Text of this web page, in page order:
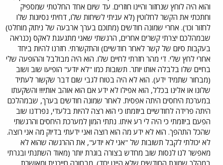
והוא היה לוחץ שנחזור והיינו חוזרים. עד שיום אחד החלטתי שמספיק
וחתכתי את הקשר לחלוטין (לא עניתי לשיחות שלו, דחיתי נסיונות שלו
לחזור וכו'). אחרי שמונה חודשים (מתוכם בערך ארבעה של ניתוק מוחלט)
שבמהלכם יצרתי קשרים אחרים, הרגשתי שאני מתגעגת לאקס (כנראה
בעקבות סיום של קשר לאחר חודשיים) והתקשרתי. חזרנו להיות ביחד
אחרי לחץ שלי. די מהר חזרתי לחיים שלו. הוא היה מבולבל וההופעה שלי
בחיים שלו בלבלה אותו יותר. תשובות כמו "לא יודע" הופיעו שוב ושוב
(מבחור שתמיד ידע). הוא לא היה בטוח לגבי שום דבר שקשור לעתיד
שלונו או אלינו בכלל, הוא אפילו לא ידע אם הוא אוהב אותי!!! והשקעתו
במערכת היחסים היתה אפסית. לאחר שמונה חודשים בערך, שבמהלכם
היתה פרידה לחודשיים ביוזמתו כי הוא רצה להיות בלעדי, נפרדנו שוב
הפעם ביוזמתי כי היה לי רע איתו. נתתי המון למערכת היחסים והרגשתי
שהכל התהפך. הוא לא ידע מה הוא רוצה ואני ידעתי בדיוק מה אני רוצה.
לא יכולתי לקבל תשובות של "אני לא יודע", את ההרגשה שהוא לא
מאפשר לנו לנסות שוב מחדש בצורה בוגרת יותר (מאוד השתנתי ובגרתי
במהלך שמונת החודשים שלא היינו יחד). מבחורה חייכנית ומאושרת